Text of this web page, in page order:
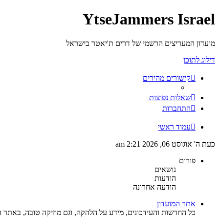
YtseJammers Israel
מועדון המעריצים הרשמי של דרים ת'יאטר בישראל
דילוג לתוכן
קישורים מהירים
שאלות נפוצות
התחברות
עמוד ראשי
כעת ה' אוגוסט 06, 2026 2:21 am
פורום
נושאים
הודעות
הודעה אחרונה
אתר המועדון
כל החדשות והעידכונים, מידע על הלהקה, וגם מוזיקה טובה, באתר